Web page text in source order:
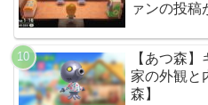
ァンの投稿
【あつ森
家の外観と
森】